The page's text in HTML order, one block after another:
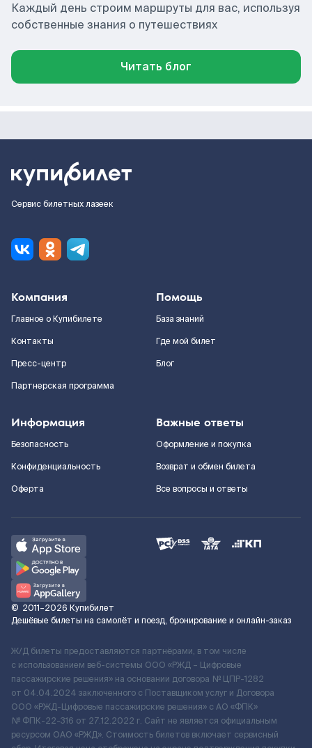
Каждый день строим маршруты для вас, используя
собственные знания о путешествиях
Читать блог
Сервис билетных лазеек
Компания
Главное о Купибилете
Контакты
Пресс-центр
Партнерская программа
Помощь
База знаний
Где мой билет
Блог
Информация
Безопасность
Конфиденциальность
Оферта
Важные ответы
Оформление и покупка
Возврат и обмен билета
Все вопросы и ответы
© 2011–2026 Купибилет
Дешёвые билеты на самолёт и поезд, бронирование и онлайн-заказ
Ж/Д билеты предоставляются партнёрами, в том числе
с использованием веб-системы ООО «РЖД – Цифровые
пассажирские решения» на основании договора № ЦПР-1282
от 04.04.2024 заключенного с Поставщиком услуг и Договора
ООО «РЖД-Цифровые пассажирские решения» c АО «ФПК»
№ ФПК-22-316 от 27.12.2022 г. Сайт не является официальным
ресурсом ОАО «РЖД». Стоимость билетов включает сервисный